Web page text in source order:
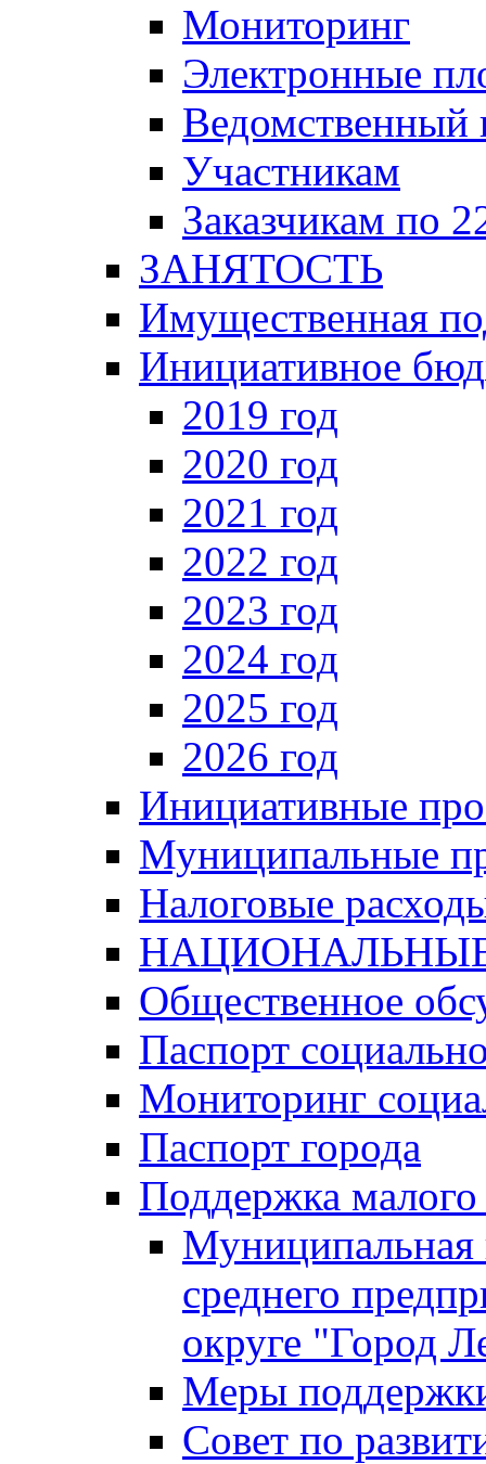
Мониторинг
Электронные
Ведомственный
Участникам
Заказчикам по
ЗАНЯТОСТЬ
Имущественная
Инициативное
2019 год
2020 год
2021 год
2022 год
2023 год
2024 год
2025 год
2026 год
Инициативные
Муниципальные
Налоговые
Общественное
Паспорт
Мониторинг
Паспорт города
Поддержка малого
Муниципальная
среднего
округе "Город
Меры
Совет по